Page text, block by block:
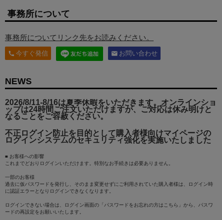
事務所について
事務所についてリンク先をお読みください。
call 今すぐ発信 email お問い合わせ
NEWS
2026/8/11-8/16は夏季休暇をいただきます。オンラインショ
ップは24時間ご注文いただけますが、ご対応は休み明けと
なることをご容赦ください。
不正ログイン防止を目的として購入者様向けマイページの
ログインシステムのセキュリティ強化を実施いたしました
■ お客様への影響
これまでどおりログインいただけます。特別なお手続きは必要ありません。
一部のお客様
過去に仮パスワードを発行し、そのまま変更せずにご利用されていた購入者様は、ログイン時
に認証エラーとなりログインできなくなります。
ログインできない場合は、ログイン画面の「パスワードをお忘れの方はこちら」から、パスワ
ードの再設定をお願いいたします。